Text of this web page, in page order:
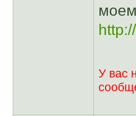
У вас